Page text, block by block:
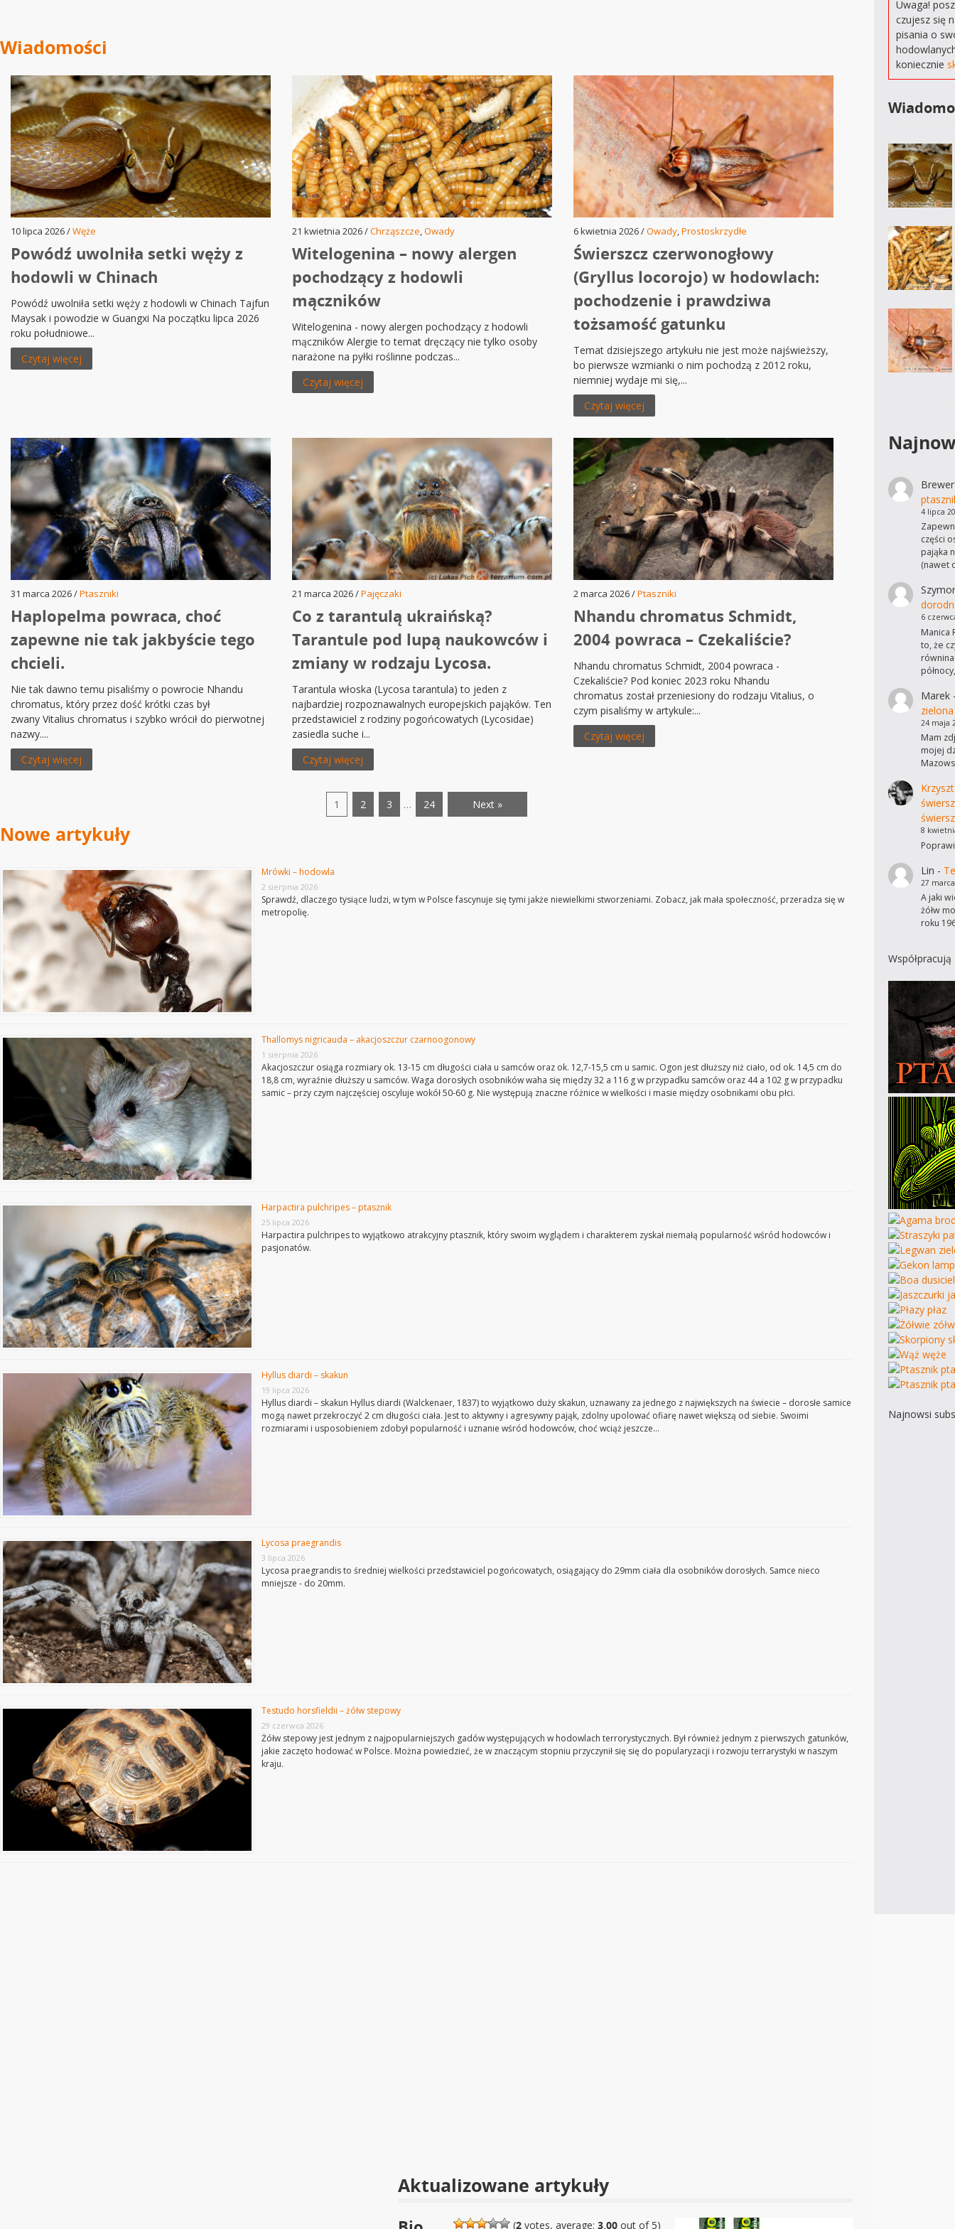
Wiadomości
10 lipca 2026 /Węże
Powódź uwolniła setki węży z
hodowli w Chinach
Powódź uwolniła setki węży z hodowli w Chinach Tajfun
Maysak i powodzie w Guangxi Na początku lipca 2026
roku południowe...
Czytaj więcej
21 kwietnia 2026 /Chrząszcze,Owady
Witelogenina – nowy alergen
pochodzący z hodowli
mączników
Witelogenina - nowy alergen pochodzący z hodowli
mączników Alergie to temat dręczący nie tylko osoby
narażone na pyłki roślinne podczas...
Czytaj więcej
6 kwietnia 2026 /Owady,Prostoskrzydłe
Świerszcz czerwonogłowy
(Gryllus locorojo) w hodowlach:
pochodzenie i prawdziwa
tożsamość gatunku
Temat dzisiejszego artykułu nie jest może najświeższy,
bo pierwsze wzmianki o nim pochodzą z 2012 roku,
niemniej wydaje mi się,...
Czytaj więcej
31 marca 2026 /Ptaszniki
Haplopelma powraca, choć
zapewne nie tak jakbyście tego
chcieli.
Nie tak dawno temu pisaliśmy o powrocie Nhandu
chromatus, który przez dość krótki czas był
zwany Vitalius chromatus i szybko wrócił do pierwotnej
nazwy....
Czytaj więcej
21 marca 2026 /Pajęczaki
Co z tarantulą ukraińską?
Tarantule pod lupą naukowców i
zmiany w rodzaju Lycosa.
Tarantula włoska (Lycosa tarantula) to jeden z
najbardziej rozpoznawalnych europejskich pająków. Ten
przedstawiciel z rodziny pogońcowatych (Lycosidae)
zasiedla suche i...
Czytaj więcej
2 marca 2026 /Ptaszniki
Nhandu chromatus Schmidt,
2004 powraca – Czekaliście?
Nhandu chromatus Schmidt, 2004 powraca -
Czekaliście? Pod koniec 2023 roku Nhandu
chromatus został przeniesiony do rodzaju Vitalius, o
czym pisaliśmy w artykule:...
Czytaj więcej
1 2 3 … 24 Next »
Nowe artykuły
Mrówki – hodowla
2 sierpnia 2026
Sprawdź, dlaczego tysiące ludzi, w tym w Polsce fascynuje się tymi jakże niewielkimi stworzeniami. Zobacz, jak mała społeczność, przeradza się w
metropolię.
Thallomys nigricauda – akacjoszczur czarnoogonowy
1 sierpnia 2026
Akacjoszczur osiąga rozmiary ok. 13-15 cm długości ciała u samców oraz ok. 12,7-15,5 cm u samic. Ogon jest dłuższy niż ciało, od ok. 14,5 cm do
18,8 cm, wyraźnie dłuższy u samców. Waga dorosłych osobników waha się między 32 a 116 g w przypadku samców oraz 44 a 102 g w przypadku
samic – przy czym najczęściej oscyluje wokół 50-60 g. Nie występują znaczne różnice w wielkości i masie między osobnikami obu płci.
Harpactira pulchripes – ptasznik
25 lipca 2026
Harpactira pulchripes to wyjątkowo atrakcyjny ptasznik, który swoim wyglądem i charakterem zyskał niemałą popularność wśród hodowców i
pasjonatów.
Hyllus diardi – skakun
19 lipca 2026
Hyllus diardi – skakun Hyllus diardi (Walckenaer, 1837) to wyjątkowo duży skakun, uznawany za jednego z największych na świecie – dorosłe samice
mogą nawet przekroczyć 2 cm długości ciała. Jest to aktywny i agresywny pająk, zdolny upolować ofiarę nawet większą od siebie. Swoimi
rozmiarami i usposobieniem zdobył popularność i uznanie wśród hodowców, choć wciąż jeszcze…
Lycosa praegrandis
3 lipca 2026
Lycosa praegrandis to średniej wielkości przedstawiciel pogońcowatych, osiągający do 29mm ciała dla osobników dorosłych. Samce nieco
mniejsze - do 20mm.
Testudo horsfieldii – żółw stepowy
29 czerwca 2026
Żółw stepowy jest jednym z najpopularniejszych gadów występujących w hodowlach terrorystycznych. Był również jednym z pierwszych gatunków,
jakie zaczęto hodować w Polsce. Można powiedzieć, że w znaczącym stopniu przyczynił się się do popularyzacji i rozwoju terrarystyki w naszym
kraju.
Aktualizowane artykuły
(2 votes, average: 3,00 out of 5)
Uwaga!
czujesz się
pisania o
koniecznie
Brewer
4 lipca
części
pająka
(nawet
6
Manica
to, że
Marek
zielona
24 maja
Mam
mojej
8
Lin -
27
A jaki
żółw
roku
Najnowsi